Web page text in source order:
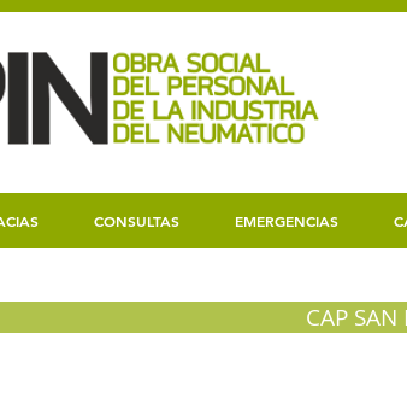
CONSULTAS EMERGENCIAS
CAP